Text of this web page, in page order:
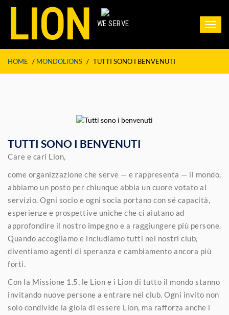
LION WE SERVE
HOME / MONDOLIONS / TUTTI SONO I BENVENUTI
TUTTI SONO I BENVENUTI
Care e cari Lion,
come organizzazione che serve — e rappresenta — il mondo,
abbiamo un posto per chiunque abbia un cuore votato al
servizio. Ogni socio e ogni socia portano con sé capacità,
esperienze e prospettive uniche che ci aiutano ad
approfondire il nostro impegno e a raggiungere più persone.
Quando accogliamo e includiamo tutti nei nostri club,
diventiamo agenti di speranza e cambiamento ancora più
forti.
Con la Missione 1.5, le Lion e i Lion di tutto il mondo stanno
invitando nuove persone a entrare nei club. Ogni invito non
solo condivide la gioia di essere Lion, ma rafforza anche i